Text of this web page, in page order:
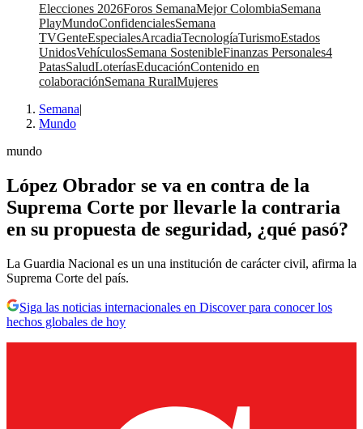
Elecciones 2026Foros SemanaMejor ColombiaSemana
PlayMundoConfidencialesSemana
TVGenteEspecialesArcadiaTecnologíaTurismoEstados
UnidosVehículosSemana SostenibleFinanzas Personales4
PatasSaludLoteríasEducaciónContenido en
colaboraciónSemana RuralMujeres
Semana|
Mundo
mundo
López Obrador se va en contra de la
Suprema Corte por llevarle la contraria
en su propuesta de seguridad, ¿qué pasó?
La Guardia Nacional es un una institución de carácter civil, afirma la
Suprema Corte del país.
Siga las noticias internacionales en Discover para conocer los
hechos globales de hoy